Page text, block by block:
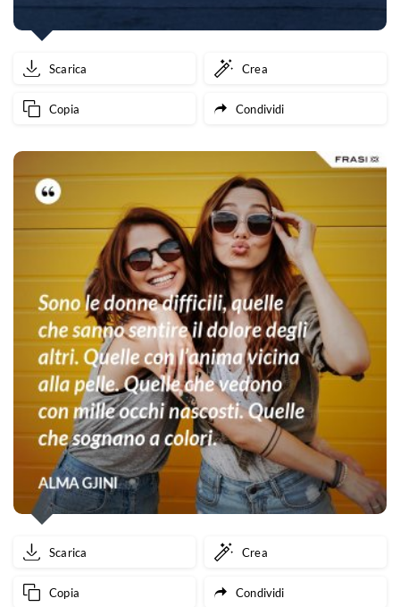
Scarica Crea
Copia Condividi
Scarica Crea
Copia Condividi